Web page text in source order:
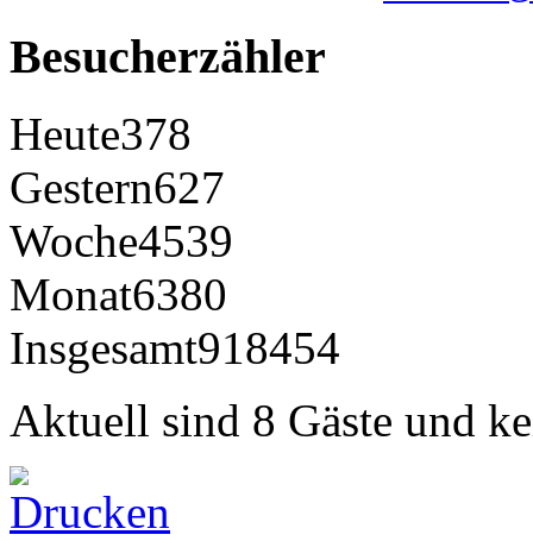
Besucherzähler
Heute378
Gestern627
Woche4539
Monat6380
Insgesamt918454
Aktuell sind 8 Gäste und